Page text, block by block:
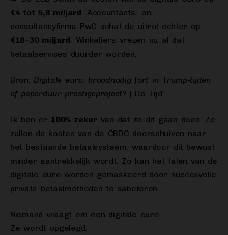
€4 tot 5,8 miljard. Accountants- en
consultancyfirma PwC schat de uitrol echter op
€18–30 miljard. Winkeliers vrezen nu al dat
betaalservices duurder worden.
Bron: Digitale euro: broodnodig fort in Trump-tijden
of peperduur prestigeproject?| De Tijd
Ik ben er 100% zeker van dat ze dit gaan doen. Ze
zullen de kosten van de CBDC doorschuiven naar
het bestaande betaalsysteem, waardoor dit bewust
minder aantrekkelijk wordt. Zo kan het falen van de
digitale euro worden gemaskeerd door succesvolle
private betaalmethoden te saboteren.
Niemand vraagt om een digitale euro.
Ze wordt opgelegd.